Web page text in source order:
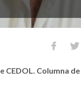
CEDOL. Columna